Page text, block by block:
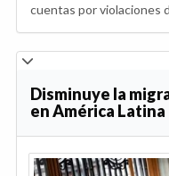
cuentas por violaciones
Disminuye la
en América Latina